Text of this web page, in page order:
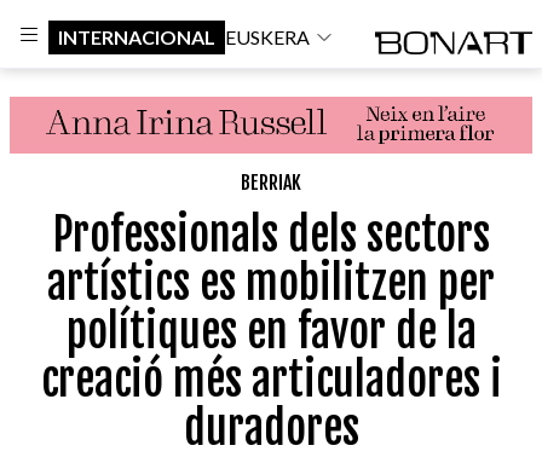
INTERNACIONAL EUSKERA
BERRIAK
Professionals dels sectors
artístics es mobilitzen per
polítiques en favor de la
creació més articuladores i
duradores